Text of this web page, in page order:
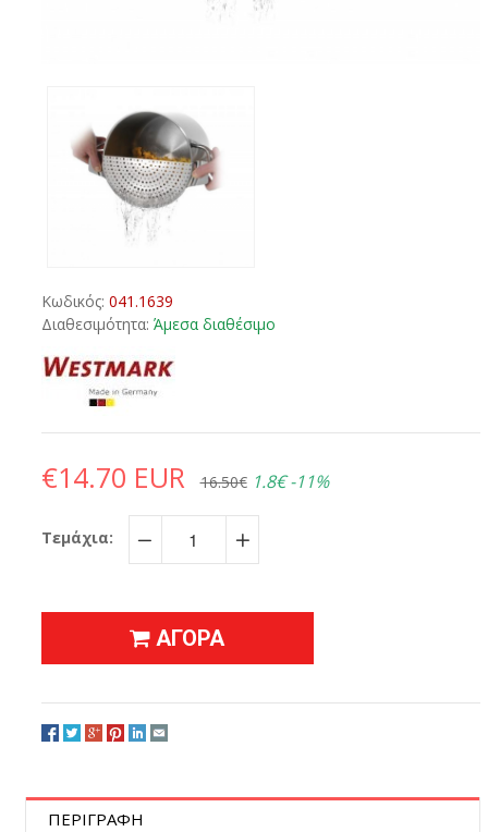
Κωδικός: 041.1639
Διαθεσιμότητα: Άμεσα διαθέσιμο
€14.70 EUR 16.50€ 1.8€ -11%
Τεμάχια:
− +
ΑΓΟΡΑ
ΠΕΡΙΓΡΑΦΗ